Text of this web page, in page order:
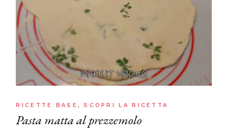
RICETTE BASE SCOPRI LA RICETTA
Pasta matta al prezzemolo